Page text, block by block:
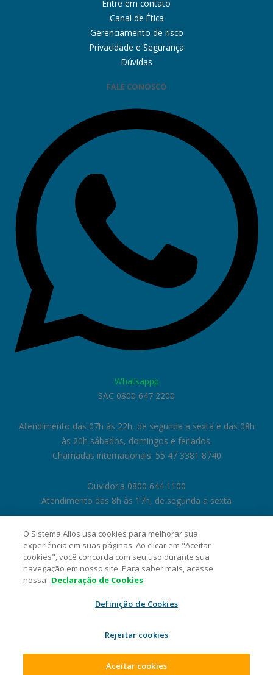
Entre em contato
Canal de Ética
Gerenciamento de risco
Privacidade e Segurança
Dúvidas
FALE CONOSCO
Whatsappp
SAC 0800 647 2200
Atendimento das 07h às 22h, de segunda a sexta e das 08h
às 20h sábados, domingos e feriados.
Chamadas internacionais: 55 47 3381 8740
Ouvidoria 0800 644 1100
Atendimento das 8h às 17h, de segunda a sexta
Cooperativa Central de Crédito Ailos - CNPJ 05.463.212/0001-29 Rua
O Sistema Ailos usa cookies para melhorar sua
experiência em suas páginas. Ao clicar em "Aceitar
cookies", você concorda com seu uso durante sua
navegação em nosso site. Para saber mais, acesse
nossa Declaração de Cookies
Definição de Cookies
Rejeitar cookies
Aceitar cookies